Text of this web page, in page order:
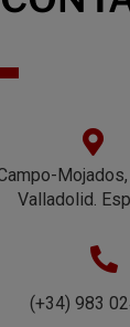
Valladolid.
(+34) 983